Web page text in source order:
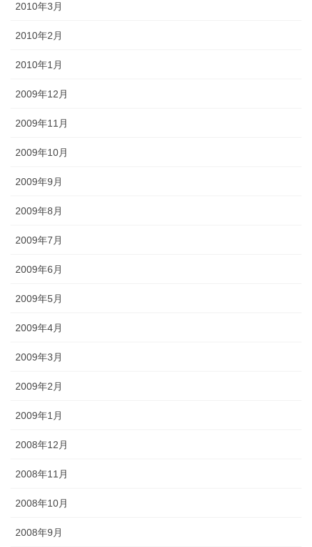
2010年3月
2010年2月
2010年1月
2009年12月
2009年11月
2009年10月
2009年9月
2009年8月
2009年7月
2009年6月
2009年5月
2009年4月
2009年3月
2009年2月
2009年1月
2008年12月
2008年11月
2008年10月
2008年9月